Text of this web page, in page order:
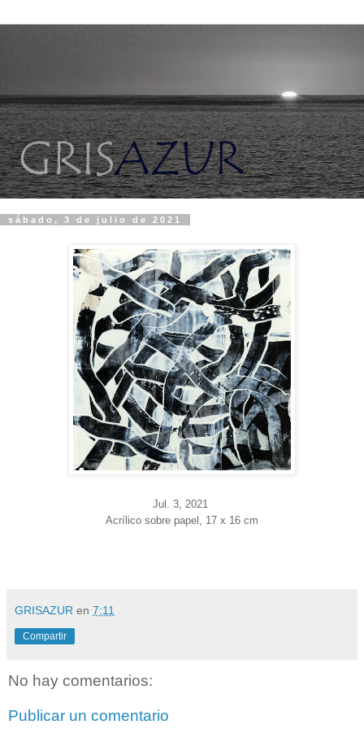
sábado, 3 de julio de 2021
Jul. 3 , 2021
Acrílico sobre papel, 17 x 16 cm
GRISAZUR en 7:11
Compartir
No hay comentarios:
Publicar un comentario